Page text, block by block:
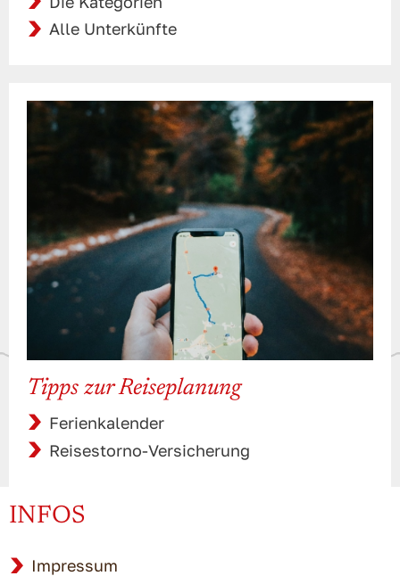
Alle Unterkünfte
Tipps zur Reiseplanung
Ferienkalender
Reisestorno-Versicherung
INFOS
Impressum